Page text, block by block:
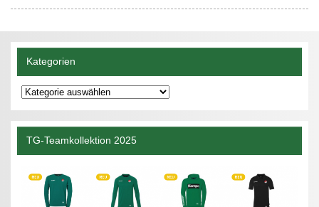
Kategorien
Kategorien
TG-Teamkollektion 2025